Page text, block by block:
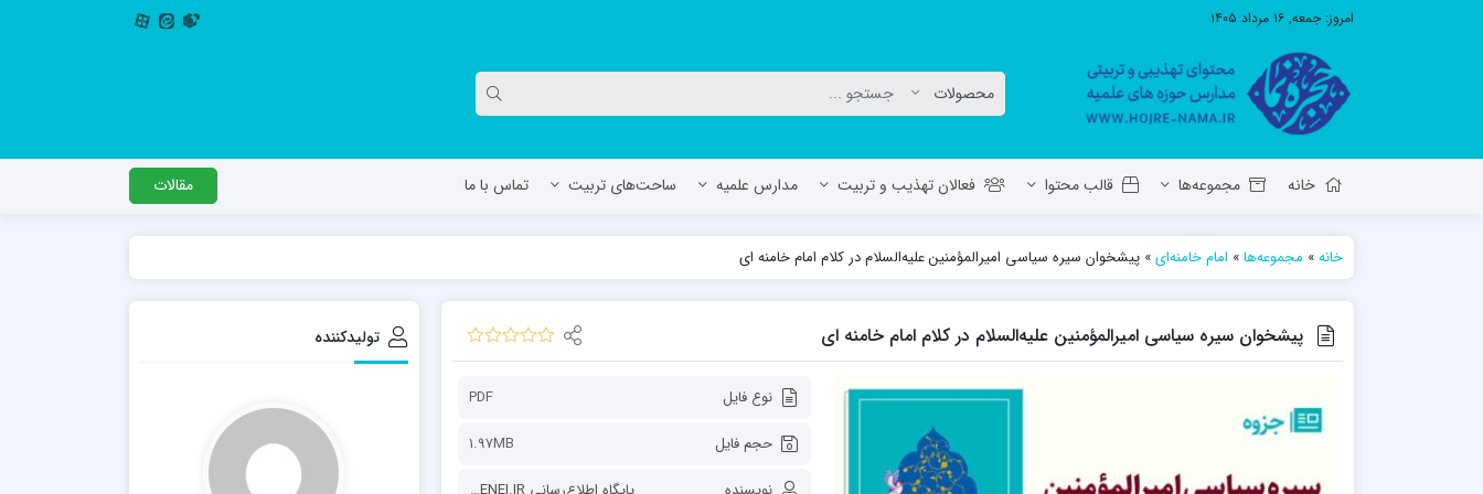
امروز: جمعه, ۱۶ مرداد ۱۴۰۵
خانه مجموعه‌ها قالب محتوا فعالان تهذیب و تربیت مدارس علمیه
معاونت تهذیب استان آ.ش
حوزه علمیه حضرت ولی عصر عج بناب
مدرسه علمیه صاحب الزمان عج مرند
مدرسه علمیه جعفریه
مدرسه علمیه المهدی (عج)/ آران و بیدگل
حوزه علمیه سفیران هدایت رهنان
مدرسه آیت الله العظمی گلپایگانی ره
مدرسه اباصالح المهدی عج
مدرسه امام جعفر صادق علیه السلام ساوجبلاغ
مدرسه علمیه امام حسن مجتبی(ع) چهارباغ
ساحت‌های تربیت تماس با ما مقالات
خانه» مجموعه‌ها» امام خامنه‌ای» پیشخوان سیره سیاسی امیرالمؤمنین علیه‌السلام در کلام امام خامنه ای
پیشخوان سیره سیاسی امیرالمؤمنین علیه‌السلام در کلام امام خامنه ای
نوع فایل
PDF
حجم فایل
1.97MB
تولیدکننده